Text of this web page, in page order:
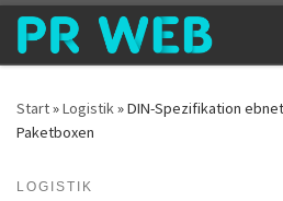
Zum Inhalt springen
Start»Logistik»DIN-Spezifikation
Paketboxen
LOGISTIK